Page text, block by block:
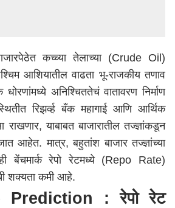
कच्च्या तेलाच्या (Crude Oil)
आशियातील वाढता भू-राजकीय तणाव
अनिश्चिततेचं वातावरण निर्माण
रिझर्व्ह बँक महागाई आणि आर्थिक
याबाबत बाजारातील तज्ज्ञांकडून
आहेत. मात्र, बहुतांश बाजार तज्ज्ञांच्या
बेंचमार्क रेपो रेटमध्ये (Repo Rate)
शक्यता कमी आहे.
Prediction : रेपो रेट